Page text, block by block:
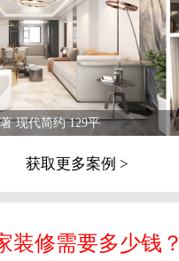
现代简约 129平
获取更多案例 >
装修需要多少钱？